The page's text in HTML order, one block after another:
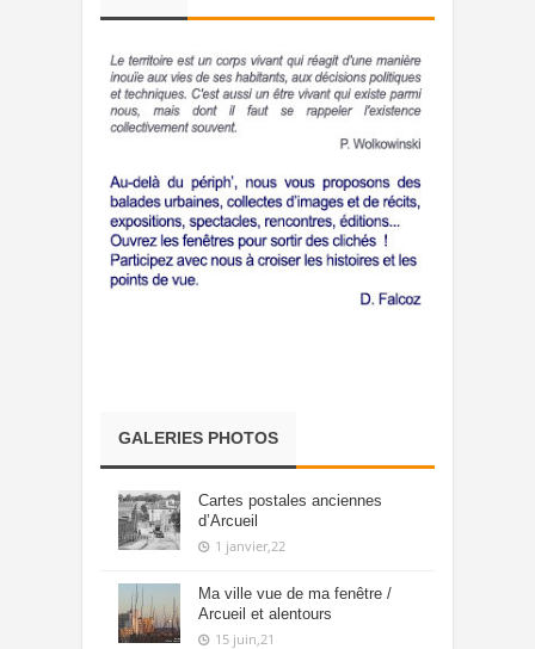
GALERIES PHOTOS
Cartes postales anciennes
d’Arcueil
1 janvier,22
Ma ville vue de ma fenêtre /
Arcueil et alentours
15 juin,21